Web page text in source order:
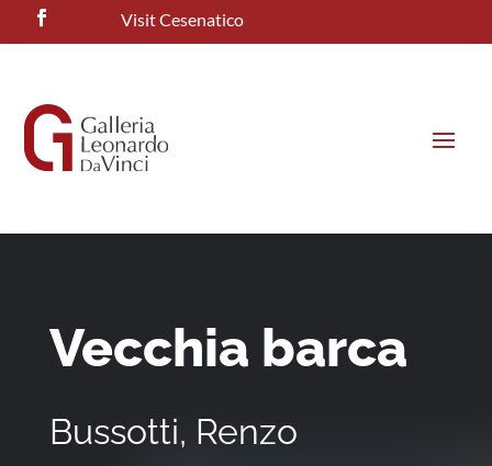
Visit Cesenatico
Vecchia barca
Bussotti, Renzo